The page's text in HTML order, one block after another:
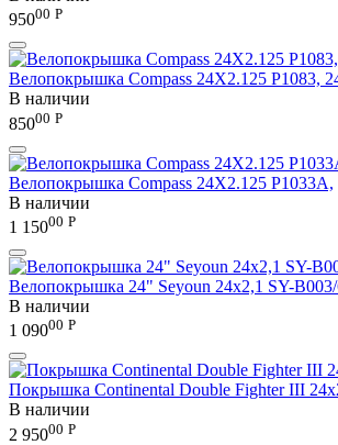
95000 Р
Велопокрышка Compass 24Х2.125 P1083,
В наличии
85000 Р
Велопокрышка Compass 24Х2.125 P1033A,
В наличии
1 15000 Р
Велопокрышка 24" Seyoun 24х2,1 SY-
В наличии
1 09000 Р
Покрышка Continental Double Fighter III
В наличии
2 95000 Р